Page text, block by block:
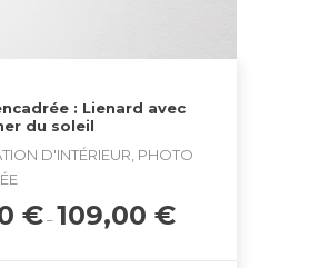
: Lienard avec
du soleil
D'INTÉRIEUR, PHOTO
€ – 109,00 €